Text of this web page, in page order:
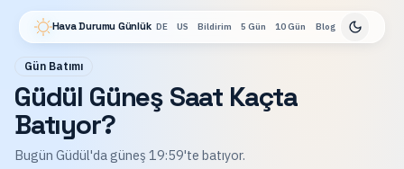
Hava Durumu Günlük DE US Bildirim 5 Gün 10 Gün Blog
Gün Batımı
Güdül Güneş Saat Kaçta
Batıyor?
Bugün Güdül'da güneş 19:59'te batıyor.